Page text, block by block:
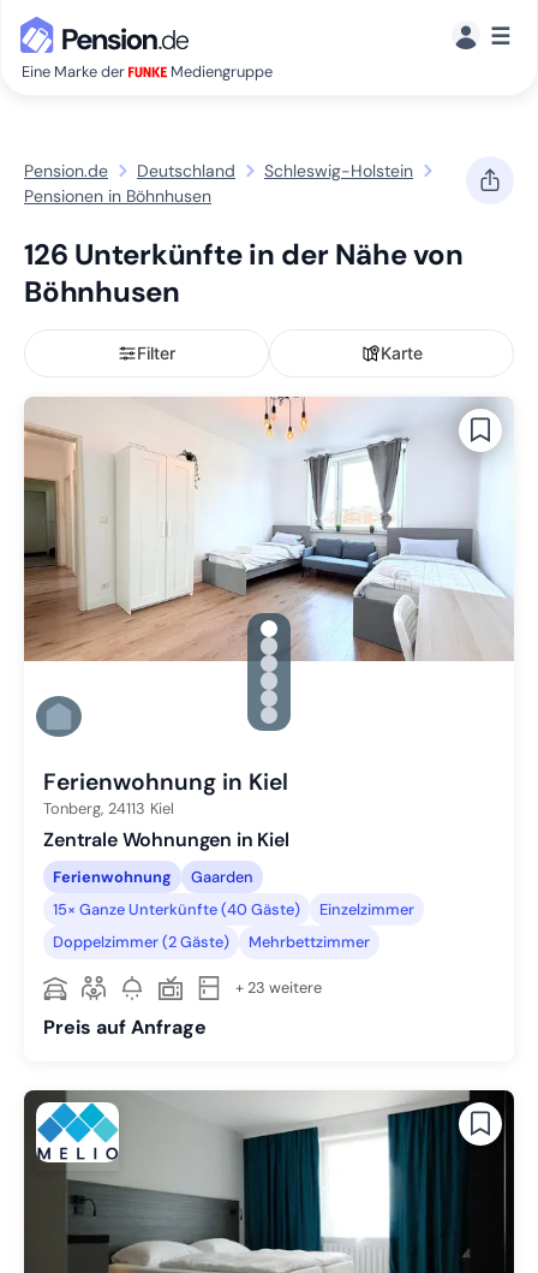
Eine Marke der Mediengruppe
☰
Pension.de Deutschland
Schleswig-Holstein
Pensionen in Böhnhusen
126 Unterkünfte in der Nähe von
Böhnhusen
Filter Karte
gallery.slide_selector
Zu Slide 1 wechseln
Zu Slide 2 wechseln
Zu Slide 3 wechseln
Zu Slide 4 wechseln
Zu Slide 5 wechseln
Zu Slide 6 wechseln
Ferienwohnung in Kiel
Tonberg, 24113 Kiel
Zentrale Wohnungen in Kiel
Ferienwohnung
Gaarden
15× Ganze Unterkünfte (40 Gäste)
Einzelzimmer
Doppelzimmer (2 Gäste)
Mehrbettzimmer
+ 23 weitere
Preis auf Anfrage